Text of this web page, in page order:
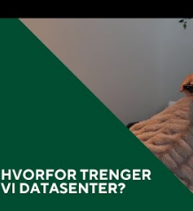
reuse at FRA-Mainz
Green Mountain Data Centres